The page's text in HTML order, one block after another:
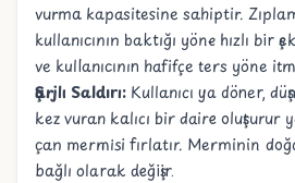
vurma kapasitesine sahiptir.
kullanıcının baktığı yöne hızlı bir
ve kullanıcının hafifçe ters yöne
Şarjlı Saldırı: Kullanıcı ya döner,
kez vuran kalıcı bir daire oluşturur
çan mermisi fırlatır. Merminin
bağlı olarak değişir.